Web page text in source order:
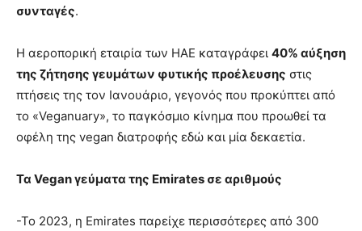
συνταγές.
Η αεροπορική εταιρία των ΗΑΕ καταγράφει 40% αύξηση
της ζήτησης γευμάτων φυτικής προέλευσης στις
πτήσεις της τον Ιανουάριο, γεγονός που προκύπτει από
το «Veganuary», το παγκόσμιο κίνημα που προωθεί τα
οφέλη της vegan διατροφής εδώ και μία δεκαετία.
Τα Vegan γεύματα της Emirates σε αριθμούς
-Το 2023, η Emirates παρείχε περισσότερες από 300